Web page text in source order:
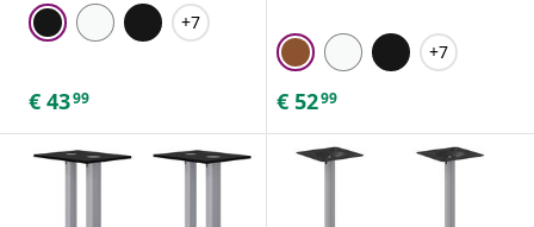
+7
€ 4399
+7
€ 5299